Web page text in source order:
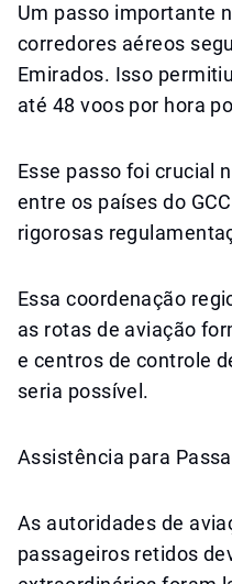
Um passo importante
corredores aéreos
Emirados. Isso
até 48 voos por hora
Esse passo foi crucial
entre os países do
rigorosas
Essa coordenação
as rotas de aviação
e centros de controle
seria possível.
Assistência para
As autoridades de
passageiros retidos